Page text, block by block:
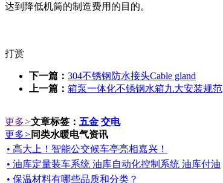
达到降低机筒的制造费用的目的。
打赏
下一篇： 304不锈钢防水接头Cable gland
上一篇： 箱泵一体化不锈钢水箱九大安装规范
更多>文章标签： 五金 交电
更多> 同类水暖电气资讯
• 高大上！智能公交候车亭亮相嘉兴！
• 油库定量装车系统 油库自动化控制系统 油库付油
• 保温材料有哪些品质和分类？